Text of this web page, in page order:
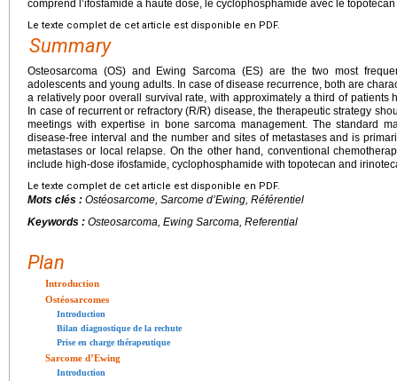
comprend l’ifosfamide à haute dose, le cyclophosphamide avec le
Le texte complet de cet article est disponible en PDF.
Summary
Osteosarcoma (OS) and Ewing Sarcoma (ES) are the two most
adolescents and young adults. In case of disease recurrence, both are
a relatively poor overall survival rate, with approximately a third of patients
In case of recurrent or refractory (R/R) disease, the therapeutic strategy
meetings with expertise in bone sarcoma management. The standard
disease-free interval and the number and sites of metastases and is
metastases or local relapse. On the other hand, conventional
include high-dose ifosfamide, cyclophosphamide with topotecan and
Le texte complet de cet article est disponible en PDF.
Mots clés : Ostéosarcome, Sarcome d’Ewing, Référentiel
Keywords : Osteosarcoma, Ewing Sarcoma, Referential
Plan
Introduction
Ostéosarcomes
Introduction
Bilan diagnostique de la rechute
Prise en charge thérapeutique
Sarcome d’Ewing
Introduction